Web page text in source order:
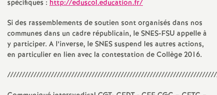
O
r
l
spécifiques : http://eduscol.education.fr/
Si des rassemblements de soutien sont organisés dans nos
communes dans un cadre républicain, le SNES-FSU appelle à
y participer. A l’inverse, le SNES suspend les autres actions,
en particulier en lien avec la contestation de Collège 2016.